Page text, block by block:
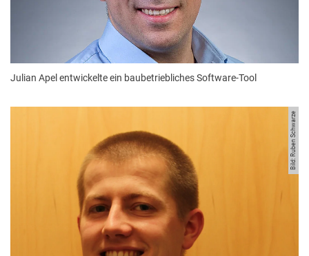
Julian Apel entwickelte ein baubetriebliches Software-Tool
Bild: Ruben Schwarze